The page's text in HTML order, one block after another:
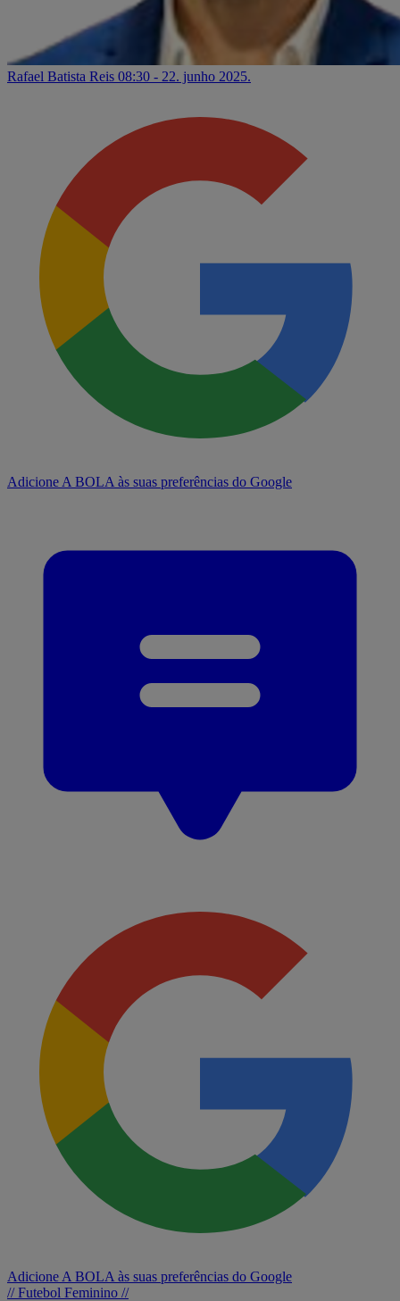
Rafael Batista Reis 08:30 - 22. junho 2025.
Adicione A BOLA às suas preferências do Google
Adicione A BOLA às suas preferências do Google
// Futebol Feminino //